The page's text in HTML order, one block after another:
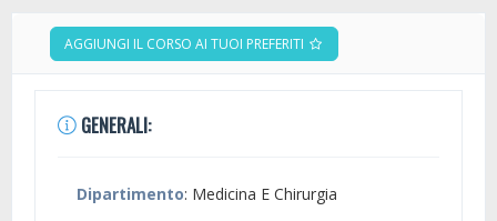
AGGIUNGI IL CORSO AI TUOI PREFERITI
GENERALI:
Dipartimento: Medicina E Chirurgia